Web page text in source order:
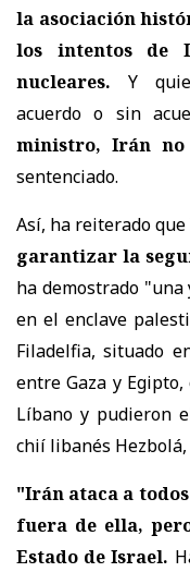
la asociación
los intentos de
nucleares. Y
acuerdo o sin
ministro, Irán no
sentenciado.
Así, ha reiterado que
garantizar la
ha demostrado
en el enclave
Filadelfia, situado
entre Gaza y
Líbano y pudieron
chií libanés
"Irán ataca a
fuera de ella,
Estado de Israel.